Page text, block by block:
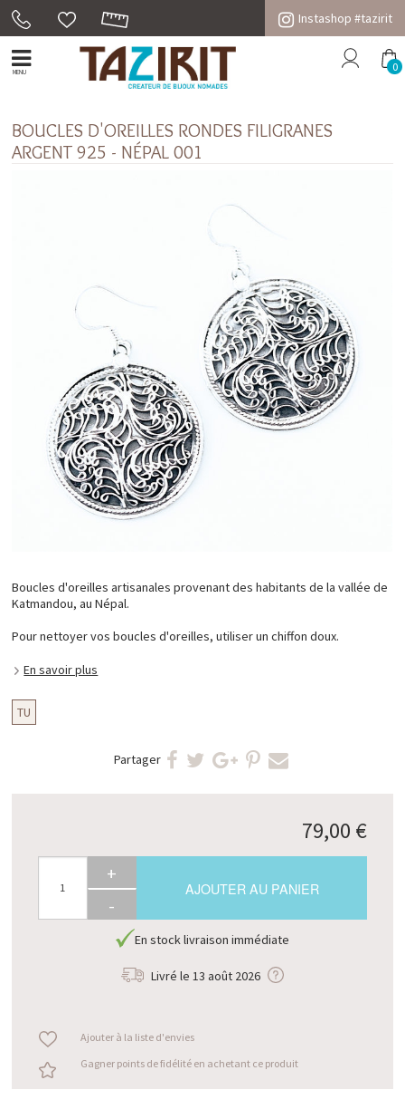
Instashop #tazirit
MENU 0
BOUCLES D'OREILLES RONDES FILIGRANES
ARGENT 925 - NÉPAL 001
Boucles d'oreilles artisanales provenant des habitants de la vallée de
Katmandou, au Népal.
Pour nettoyer vos boucles d'oreilles, utiliser un chiffon doux.
En savoir plus
TU
Partager
79,00 €
+
-
AJOUTER AU PANIER
En stock livraison immédiate
Livré le 13 août 2026
Ajouter à la liste d'envies
Gagner points de fidélité en achetant ce produit